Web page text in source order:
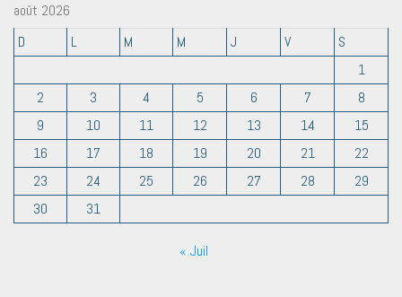
août 2026
D
L M M J V
S
1
2
3 4 5 6 7
8
9
10 11 12 13 14
15
16
17 18 19 20 21
22
23
24 25 26 27 28
29
30
31
« Juil